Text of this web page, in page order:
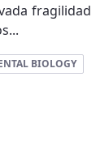
fragilidad
BIOLOGY